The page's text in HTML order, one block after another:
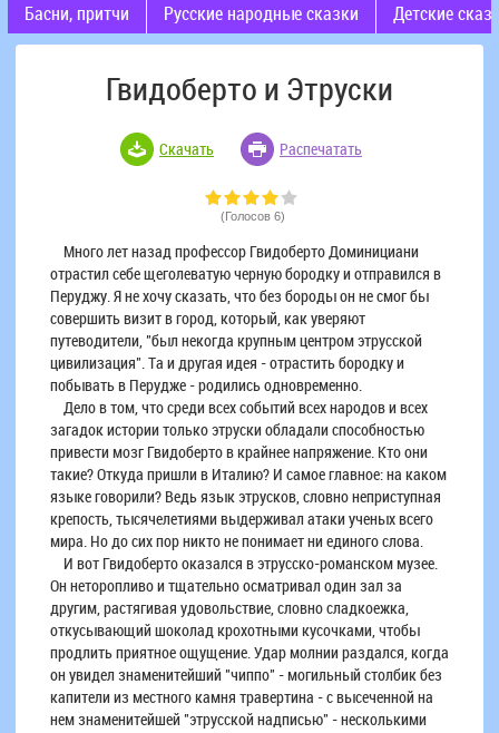
Басни, притчи Русские народные сказки Детские
Гвидоберто и Этруски
Скачать Распечатать
(Голосов 6)
Много лет назад профессор Гвидоберто Доминициани
отрастил себе щеголеватую черную бородку и отправился в
Перуджу. Я не хочу сказать, что без бороды он не смог бы
совершить визит в город, который, как уверяют
путеводители, "был некогда крупным центром этрусской
цивилизация". Та и другая идея - отрастить бородку и
побывать в Перудже - родились одновременно.
Дело в том, что среди всех событий всех народов и всех
загадок истории только этруски обладали способностью
привести мозг Гвидоберто в крайнее напряжение. Кто они
такие? Откуда пришли в Италию? И самое главное: на каком
языке говорили? Ведь язык этрусков, словно неприступная
крепость, тысячелетиями выдерживал атаки ученых всего
мира. Но до сих пор никто не понимает ни единого слова.
И вот Гвидоберто оказался в этрусско-романском музее.
Он неторопливо и тщательно осматривал один зал за
другим, растягивая удовольствие, словно сладкоежка,
откусывающий шоколад крохотными кусочками, чтобы
продлить приятное ощущение. Удар молнии раздался, когда
он увидел знаменитейший "чиппо" - могильный столбик без
капители из местного камня травертина - с высеченной на
нем знаменитейшей "этрусской надписью" - несколькими